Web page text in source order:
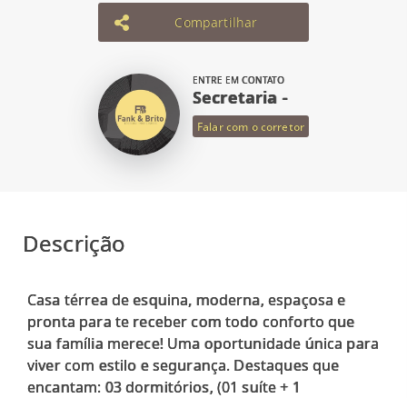
Compartilhar
ENTRE EM CONTATO
Secretaria -
Falar com o corretor
Descrição
Casa térrea de esquina, moderna, espaçosa e
pronta para te receber com todo conforto que
sua família merece! Uma oportunidade única para
viver com estilo e segurança. Destaques que
encantam: 03 dormitórios, (01 suíte + 1